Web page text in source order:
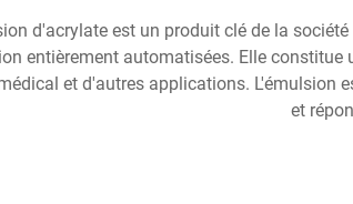
d'acrylate est un produit clé de la
entièrement automatisées. Elle
et d'autres applications. L'émulsion
et